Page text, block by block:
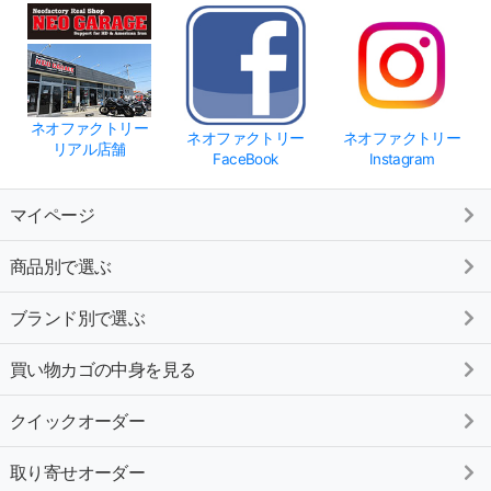
ネオファクトリー
リアル店舗
ネオファクトリー
FaceBook
ネオファクトリー
Instagram
マイページ
商品別で選ぶ
ブランド別で選ぶ
買い物カゴの中身を見る
クイックオーダー
取り寄せオーダー